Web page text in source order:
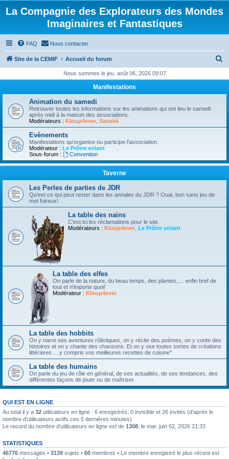
La Compagnie des Explorateurs des Mondes
Imaginaires et Fantastiques
FAQ Nous contacter
Site de la CEMIF Accueil du forum
h
Nous sommes le jeu. août 06, 2026 09:07
Manifestations
Animation du samedi
Retrouver toutes les informations sur les animations qui ont lieu le samedi
après midi à la maison des associations.
Modérateurs : Kloup4ever Sasuké
Evènements
Manifestations qu'organise ou participe l'association.
Modérateur : Le Prêtre volant
Sous-forum :
Convention
Taverne
Les Perles de parties de JDR
Qu'est ce qui peut rester dans les annales du JDR ? Ouai, bon sans jeu de
mot foireux!
La table des nains
C'est ici les réclamations pour le site.
Modérateurs : Kloup4ever Le Prêtre volant
La table des elfes
On parle de la nature, du beau temps, des plantes,.... enfin bref de
tout et n'importe quoi!
Modérateur : Kloup4ever
La table des hobbits
On y narre ses aventures rôlistiques, on y récite des poèmes, on y conte des
histoires et on y chante des chansons. Et on y ose toutes sortes de créations
littéraires ... y compris vos meilleures recettes de cuisine".
La table des humains
On parle du jeu de rôle en général, de ses actualités, de ses tendances, des
différentes façons de jouer ou de maîtriser.
QUI EST EN LIGNE
Au total il y a 32 utilisateurs en ligne : 6 enregistrés, 0 invisible et 26 invités (d’après le
nombre d’utilisateurs actifs ces 5 dernières minutes)
Le record du nombre d’utilisateurs en ligne est de 1308 , le mar. juin 02, 2026 21:33
STATISTIQUES
46776 messages • 3139 sujets • 60 membres • Le membre enregistré le plus récent est